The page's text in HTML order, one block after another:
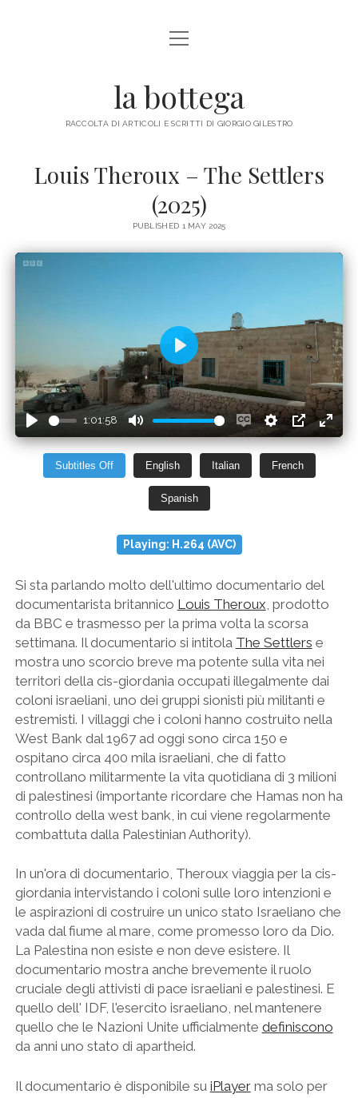
ABOUT ME
facebook
instagram
emailmastodon
open
menu
la bottega
RACCOLTA DI ARTICOLI E SCRITTI DI GIORGIO GILESTRO
Louis Theroux – The Settlers
(2025)
PUBLISHED 1 MAY 2025
P
1:01:58
M
E
p
t
i
o
n
S
e
P
I
E
r
P
l
a
y
Subtitles Off English Italian French
Spanish
Playing: H.264 (AVC)
Si sta parlando molto dell'ultimo documentario del
documentarista britannico Louis Theroux , prodotto
da BBC e trasmesso per la prima volta la scorsa
settimana. Il documentario si intitola The Settlers e
mostra uno scorcio breve ma potente sulla vita nei
territori della cis-giordania occupati illegalmente dai
coloni israeliani, uno dei gruppi sionisti più militanti e
estremisti. I villaggi che i coloni hanno costruito nella
West Bank dal 1967 ad oggi sono circa 150 e
ospitano circa 400 mila israeliani, che di fatto
controllano militarmente la vita quotidiana di 3 milioni
di palestinesi (importante ricordare che Hamas non ha
controllo della west bank, in cui viene regolarmente
combattuta dalla Palestinian Authority).
In un'ora di documentario, Theroux viaggia per la cis-
giordania intervistando i coloni sulle loro intenzioni e
le aspirazioni di costruire un unico stato Israeliano che
vada dal fiume al mare, come promesso loro da Dio.
La Palestina non esiste e non deve esistere. Il
documentario mostra anche brevemente il ruolo
cruciale degli attivisti di pace israeliani e palestinesi. E
quello dell' IDF, l'esercito israeliano, nel mantenere
quello che le Nazioni Unite ufficialmente definiscono
da anni uno stato di apartheid.
Il documentario è disponibile su iPlayerma solo per